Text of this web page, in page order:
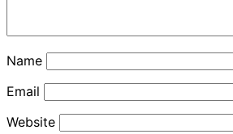
Name
Email
Website